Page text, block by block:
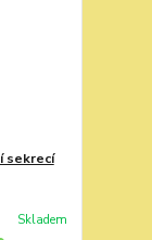
sekrecí
Skladem